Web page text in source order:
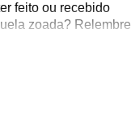
feito ou recebido
zoada? Relembre